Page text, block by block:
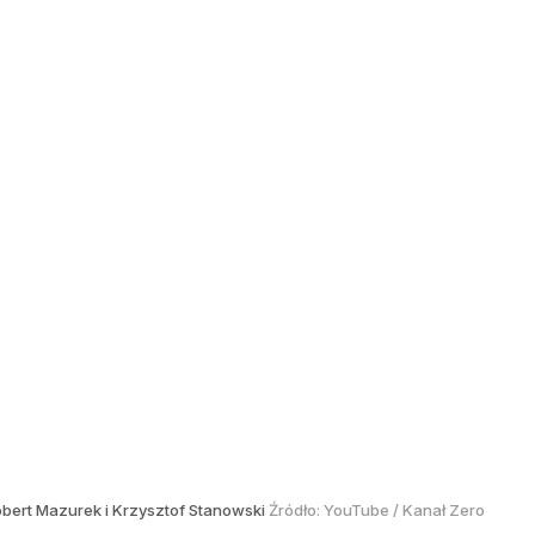
Mazurek i Krzysztof Stanowski Źródło: YouTube /Kanał Zero